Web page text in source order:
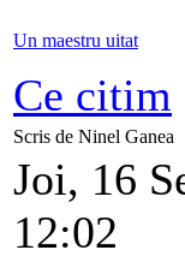
Un maestru uitat
Ce citim
Scris de Ninel Ganea
Joi, 16
12:02